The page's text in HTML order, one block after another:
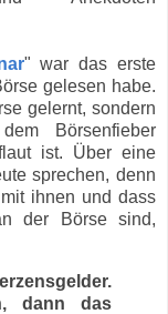
" war das erste
gelesen habe.
gelernt, sondern
Börsenfieber
ist. Über eine
sprechen, denn
ihnen und dass
der Börse sind,
dann das